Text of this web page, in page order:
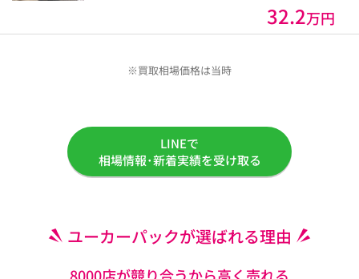
32.2万円
※買取相場価格は当時
LINEで
相場情報･新着実績を受け取る
ユーカーパックが選ばれる理由